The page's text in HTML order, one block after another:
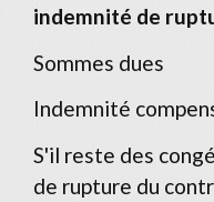
indemnité de
Sommes dues
Indemnité
S'il reste des
de rupture du